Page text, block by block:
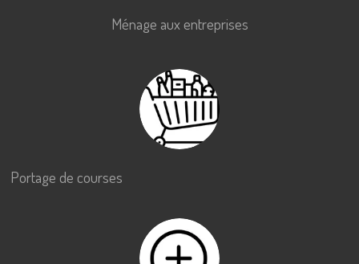
Ménage aux entreprises
Portage de courses